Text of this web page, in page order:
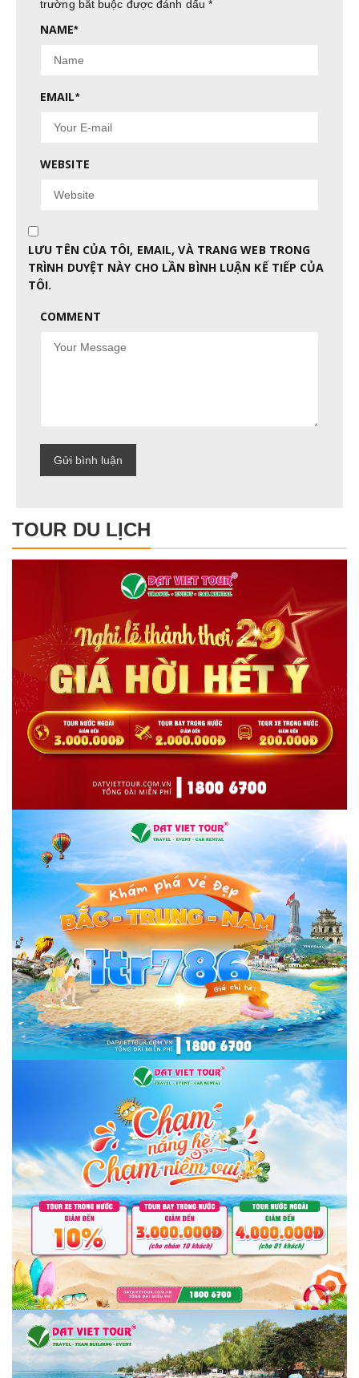
trường bắt buộc được đánh dấu*
NAME*
EMAIL*
WEBSITE
LƯU TÊN CỦA TÔI, EMAIL, VÀ TRANG WEB TRONG
TRÌNH DUYỆT NÀY CHO LẦN BÌNH LUẬN KẾ TIẾP CỦA
TÔI.
COMMENT
TOUR DU LỊCH